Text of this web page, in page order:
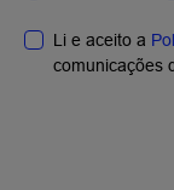
Li e aceito a
comunicações